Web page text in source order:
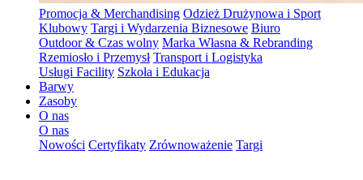
Promocja & Merchandising Odzież Drużynowa i Sport
Klubowy Targi i Wydarzenia Biznesowe Biuro
Outdoor & Czas wolny Marka Własna & Rebranding
Rzemiosło i Przemysł Transport i Logistyka
Usługi Facility Szkoła i Edukacja
Barwy
Zasoby
O nas
O nas
Nowości Certyfikaty Zrównoważenie Targi